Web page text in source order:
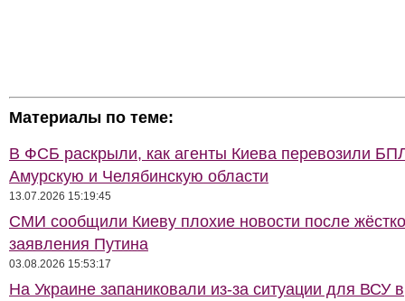
Материалы по теме:
В ФСБ раскрыли, как агенты Киева перевозили
Амурскую и Челябинскую области
13.07.2026 15:19:45
СМИ сообщили Киеву плохие новости после
заявления Путина
03.08.2026 15:53:17
На Украине запаниковали из-за ситуации для ВСУ в